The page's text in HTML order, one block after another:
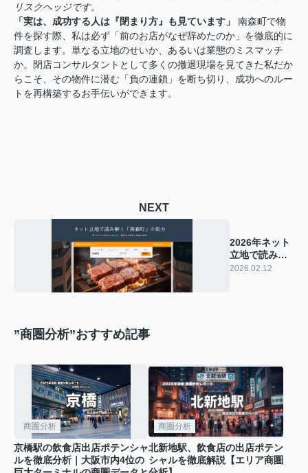
リスクヘッジです。
「実は、成功する人は『閉まり方』も見ています」
南森町で物
件を探す際、私は必ず「前のお店がなぜ辞めたのか」を徹底的に
調査します。単なる立地のせいか、あるいは業態のミスマッチ
か。閉店コンサルタントとして多くの撤退現場を見てきた私だか
らこそ、その物件に潜む「負の連鎖」を断ち切り、成功へのルー
トを再構築するお手伝いができます。
NEXT
2026年ネット
立地で読み解
く「南森町」
2026.02.12
”商圏分析”おすすめ記事
商圏分析
京橋駅の飲食店出店ポテンシャ
ルを徹底分析｜大阪市内4位の
商圏分析
北新地駅、飲食店の出店ポテン
シャルを徹底解説【エリア商圏